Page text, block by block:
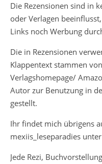
Die Rezensionen sind in
oder Verlagen
Links noch Werbung
Die in Rezensionen
Klappentext stammen
Verlagshomepage/
Autor zur Benutzung in
gestellt.
Ihr findet mich übrigens
mexiis_leseparadies
Jede Rezi,